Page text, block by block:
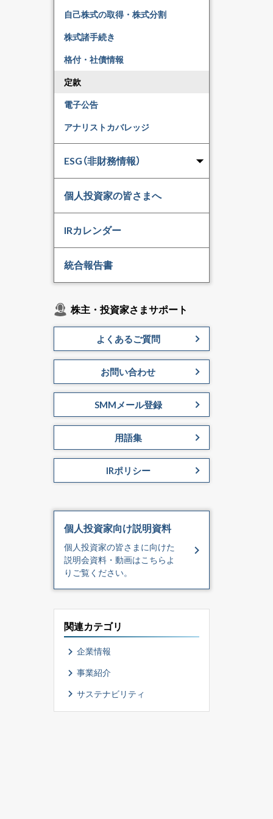
自己株式の取得・株式分割
株式諸手続き
格付・社債情報
定款
電子公告
アナリストカバレッジ
ESG（非財務情報）
個人投資家の皆さまへ
IRカレンダー
統合報告書
株主・投資家さまサポート
よくあるご質問
お問い合わせ
SMMメール登録
用語集
IRポリシー
個人投資家向け説明資料
個⼈投資家の皆さまに向けた
説明​会資料・動画はこちらよ
りご覧ください。
関連カテゴリ
企業情報
事業紹介
サステナビリティ